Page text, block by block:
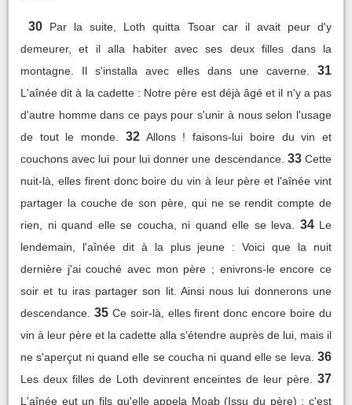
30
Par la suite, Loth quitta Tsoar car il avait peur d'y
demeurer, et il alla habiter avec ses deux filles dans la
montagne. Il s'installa avec elles dans une caverne.
31
L'aînée dit à la cadette : Notre père est déjà âgé et il n'y a pas
d'autre homme dans ce pays pour s'unir à nous selon l'usage
de tout le monde.
32 Allons ! faisons-lui boire du vin et
couchons avec lui pour lui donner une descendance. 33 Cette
nuit-là, elles firent donc boire du vin à leur père et l'aînée vint
partager la couche de son père, qui ne se rendit compte de
rien, ni quand elle se coucha, ni quand elle se leva.
34 Le
lendemain, l'aînée dit à la plus jeune : Voici que la nuit
dernière j'ai couché avec mon père ; enivrons-le encore ce
soir et tu iras partager son lit. Ainsi nous lui donnerons une
descendance. 35 Ce soir-là, elles firent donc encore boire du
vin à leur père et la cadette alla s'étendre auprès de lui, mais il
ne s'aperçut ni quand elle se coucha ni quand elle se leva. 36
Les deux filles de Loth devinrent enceintes de leur père. 37
L'aînée eut un fils qu'elle appela Moab (Issu du père) ; c'est